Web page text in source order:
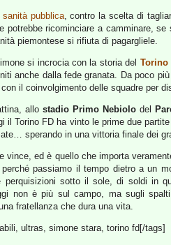
pubblica, contro la scelta di
potrebbe ricominciare a camminare,
piemontese si rifiuta di pagargliele.
si incrocia con la storia del Torino
anche dalla fede granata. Da poco
con il coinvolgimento delle squadre per
allostadio Primo Nebiolodel
il Torino FD ha vinto le prime due
sperando in una vittoria finale dei
vince, ed è quello che importa
passiamo il tempo dietro a un
sotto il sole, di soldi in
non è più sul campo, ma sugli
fratellanza che dura una vita.
ultras, simone stara, torino fd[/tags]